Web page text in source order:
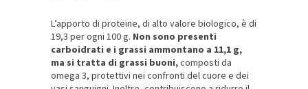
L’apporto di proteine, di alto valore biologico, è di
19,3 per ogni 100 g. Non sono presenti
carboidrati e i grassi ammontano a 11,1 g,
ma si tratta di grassi buoni,composti da
omega 3, protettivi nei confronti del cuore e dei